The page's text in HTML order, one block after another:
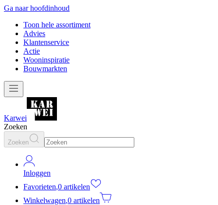
Ga naar hoofdinhoud
Toon hele assortiment
Advies
Klantenservice
Actie
Wooninspiratie
Bouwmarkten
Karwei
Zoeken
Zoeken
Inloggen
Favorieten,0 artikelen
Winkelwagen,0 artikelen